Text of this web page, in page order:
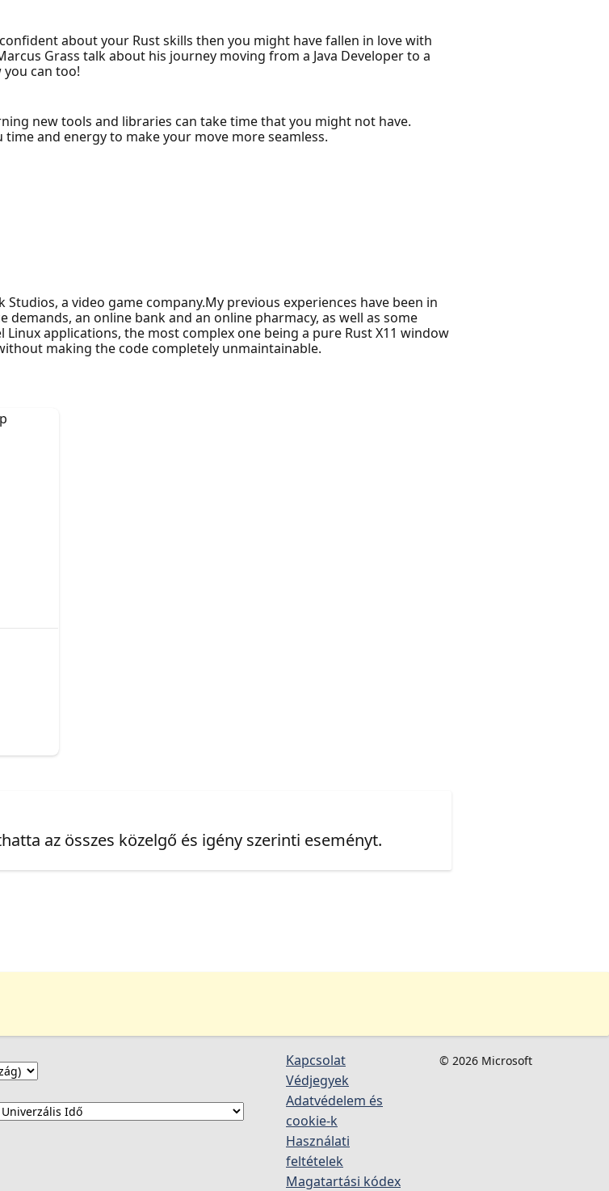
about your Rust skills then you might have fallen in love with
Grass talk about his journey moving from a Java Developer to a
you can too!
new tools and libraries can take time that you might not have.
and energy to make your move more seamless.
a video game company.My previous experiences have been in
an online bank and an online pharmacy, as well as some
applications, the most complex one being a pure Rust X11 window
making the code completely unmaintainable.
az összes közelgő és igény szerinti eseményt.
Kapcsolat
Védjegyek
Adatvédelem és
cookie-k
Használati
feltételek
Magatartási kódex
© 2026 Microsoft